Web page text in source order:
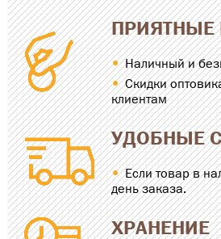
ПРИЯТНЫЕ
Наличный и
Скидки
клиентам
УДОБНЫЕ
Если товар в
день заказа.
ХРАНЕНИЕ